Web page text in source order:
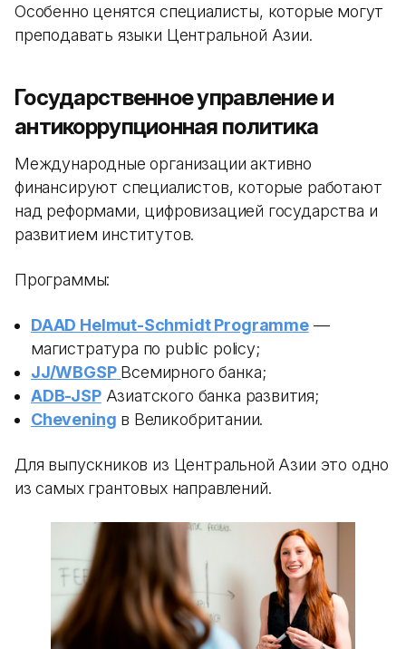
Особенно ценятся специалисты, которые могут
преподавать языки Центральной Азии.
Государственное управление и
антикоррупционная политика
Международные организации активно
финансируют специалистов, которые работают
над реформами, цифровизацией государства и
развитием институтов.
Программы:
DAAD Helmut-Schmidt Programme—
магистратура по public policy;
JJ/WBGSP Всемирного банка;
ADB-JSPАзиатского банка развития;
Chevening в Великобритании.
Для выпускников из Центральной Азии это одно
из самых грантовых направлений.